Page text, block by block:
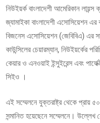
নিউইয়র্ক বাংলাদেশী আমেরিকান লায়ন্স
জ্যামাইকা বাংলাদেশী এসোসিয়েশন
বিজনেস এসোসিয়েশন (জেবিবিএ) এর
কাউন্সিলের চেয়ারম্যান, নিউইয়র্কের
কেয়ার ও এনওয়াই ইন্সুইরেন্স এবং
সিইও ।
এই সম্মেলনে যুক্তরাষ্ট্র থেকে
সন্মানিত হয়েছেনে সম্মেলনে। উল্লেখ